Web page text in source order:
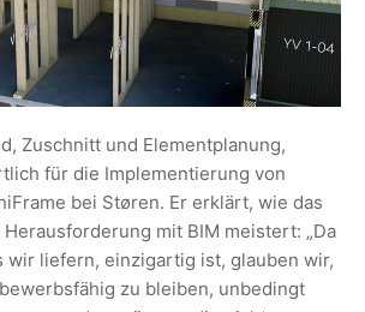
Zuschnitt und Elementplanung,
für die Implementierung von
bei Støren. Er erklärt, wie das
mit BIM meistert: „Da
wir liefern, einzigartig ist, glauben wir,
zu bleiben, unbedingt